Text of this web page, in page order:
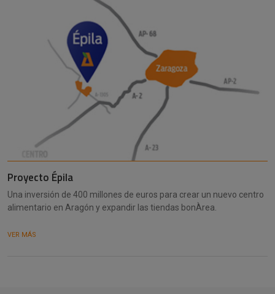
Proyecto Épila
Una inversión de 400 millones de euros para crear un nuevo centro
alimentario en Aragón y expandir las tiendas bonÀrea.
VER MÁS